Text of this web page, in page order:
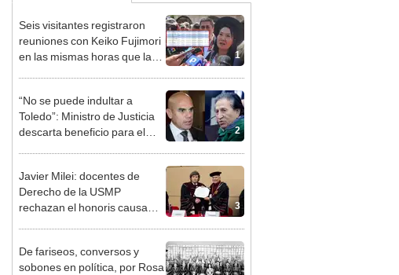
1
Seis visitantes registraron
reuniones con Keiko Fujimori
en las mismas horas que la
2
“No se puede indultar a
Toledo”: Ministro de Justicia
descarta beneficio para el
3
Javier Milei: docentes de
Derecho de la USMP
rechazan el honoris causa
De fariseos, conversos y
sobones en política, por Rosa